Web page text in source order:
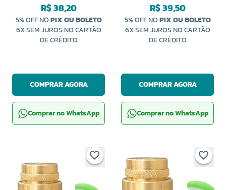
R$ 38,20
5% OFF NOPIX OU BOLETO
6X SEM JUROS NO CARTÃO
DE CRÉDITO
COMPRAR AGORA
Comprar no WhatsApp
R$ 39,50
5% OFF NOPIX OU BOLETO
6X SEM JUROS NO CARTÃO
DE CRÉDITO
COMPRAR AGORA
Comprar no WhatsApp